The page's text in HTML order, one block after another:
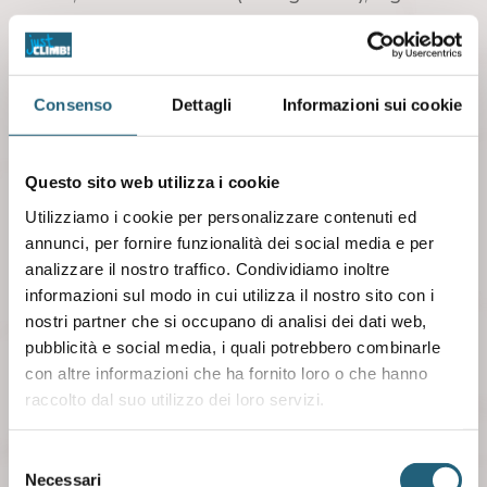
Consenso Dettagli Informazioni sui cookie
Questo sito web utilizza i cookie
Utilizziamo i cookie per personalizzare contenuti ed
annunci, per fornire funzionalità dei social media e per
analizzare il nostro traffico. Condividiamo inoltre
informazioni sul modo in cui utilizza il nostro sito con i
nostri partner che si occupano di analisi dei dati web,
pubblicità e social media, i quali potrebbero combinarle
con altre informazioni che ha fornito loro o che hanno
raccolto dal suo utilizzo dei loro servizi.
Necessari
Attenzione però anche ai giovanissimi, molto
agguerriti, come Davide Radaelli (Big Walls)
argento in Coppa Europa U16 a
Mezzolombardo, Gabriele Fisanotti (C.A.T.
Nel comparto femminile la sfida è fra le 26
migliori velociste italiane. In primis le due
punte di diamante del Team olimpico: la
detentrice del record italiano Beatrice Colli
(Fiamme Oro) e Giulia Randi (Centro Sportivo
Esercito), oro nella recente tappa di Coppa
Budapest.